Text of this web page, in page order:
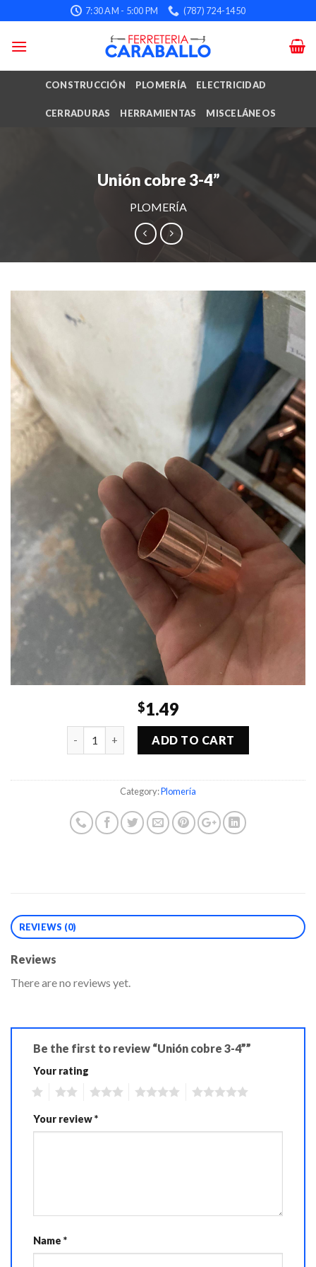
to
content
7:30 AM - 5:00 PM (787) 724-1450
CONSTRUCCIÓN PLOMERÍA ELECTRICIDAD
CERRADURAS HERRAMIENTAS MISCELÁNEOS
Unión cobre 3-4”
PLOMERÍA
$1.49
ADD TO CART
Category:Plomería
REVIEWS (0)
Reviews
There are no reviews yet.
Be the first to review “Unión cobre 3-4””
Your rating
Your review*
Name *